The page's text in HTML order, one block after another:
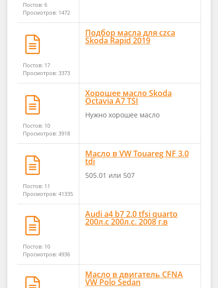
Постов: 6
Просмотров: 1472
Постов: 17
Просмотров: 3373
Подбор масла для czca
Skoda Rapid 2019
Постов: 10
Просмотров: 3918
Хорошее масло Skoda
Octavia A7 TSI
Нужно хорошее масло
Постов: 11
Просмотров: 41335
Масло в VW Touareg NF 3.0
tdi
505.01 или 507
Постов: 10
Просмотров: 4936
Audi a4 b7 2.0 tfsi quarto
200л.с 200л.с. 2008 г.в
Масло в двигатель CFNA
VW Polo Sedan